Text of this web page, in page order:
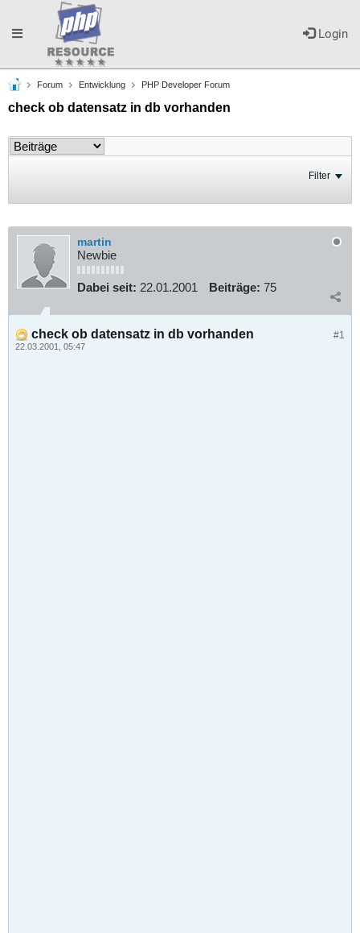
Login
Toggle
navigation
Forum Entwicklung PHP Developer Forum
check ob datensatz in db vorhanden
Filter
martin
Newbie
Dabei seit: 22.01.2001 Beiträge: 75
#1
check ob datensatz in db vorhanden
22.03.2001, 05:47